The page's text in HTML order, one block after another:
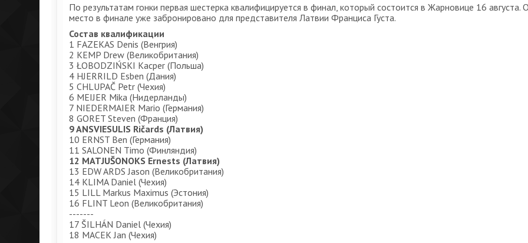
По результатам гонки первая шестерка квалифицируется в финал, который состоится в Жарновице 16 августа.
место в финале уже забронировано для представителя Латвии Франциса Густа.
Состав квалификации
1 FAZEKAS Denis (Венгрия)
2 KEMP Drew (Великобритания)
3 ŁOBODZIŃSKI Kacper (Польша)
4 HJERRILD Esben (Дания)
5 CHLUPAČ Petr (Чехия)
6 MEIJER Mika (Нидерланды)
7 NIEDERMAIER Mario (Германия)
8 GORET Steven (Франция)
9 ANSVIESULIS Ričards (Латвия)
10 ERNST Ben (Германия)
11 SALONEN Timo (Финляндия)
12 MATJUŠONOKS Ernests (Латвия)
13 EDW ARDS Jason (Великобритания)
14 KLIMA Daniel (Чехия)
15 LILL Markus Maximus (Эстония)
16 FLINT Leon (Великобритания)
-------
17 ŠILHÁN Daniel (Чехия)
18 MACEK Jan (Чехия)